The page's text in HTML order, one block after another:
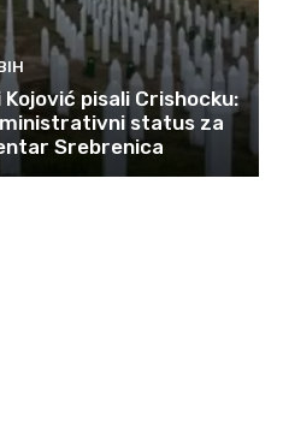
pisali Crishocku:
status za
Srebrenica